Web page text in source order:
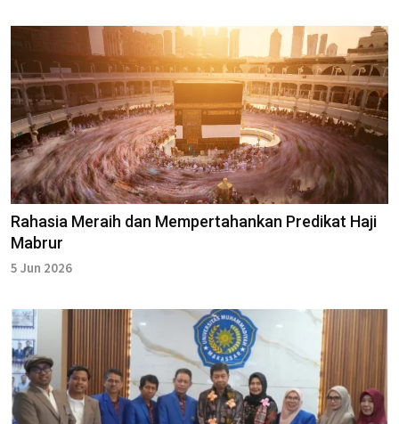
Rahasia Meraih dan Mempertahankan Predikat Haji
Mabrur
5 Jun 2026